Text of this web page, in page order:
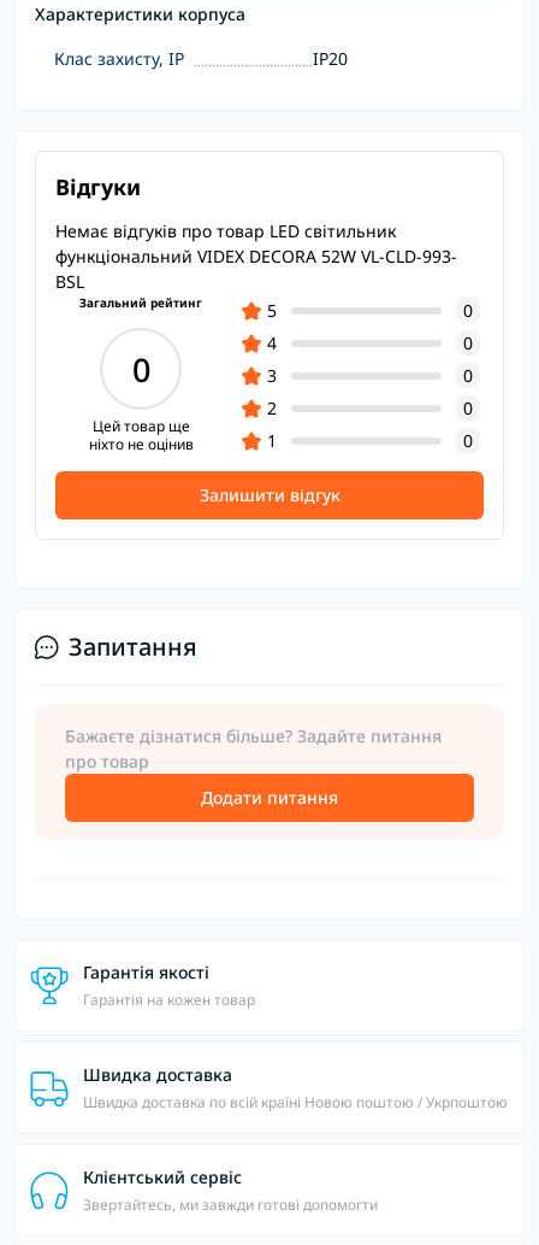
Характеристики корпуса
Клас захисту, IP
IP20
Відгуки
Немає відгуків про товар LED світильник
функціональний VIDEX DECORA 52W VL-CLD-993-
BSL
Загальний рейтинг
0
Цей товар ще
ніхто не оцінив
5
0
4
0
3
0
2
0
1
0
Залишити відгук
Запитання
Бажаєте дізнатися більше? Задайте питання
про товар
Додати питання
Гарантія якості
Гарантія на кожен товар
Швидка доставка
Швидка доставка по всій країні Новою поштою / Укрпоштою
Клієнтський сервіс
Звертайтесь, ми завжди готові допомогти